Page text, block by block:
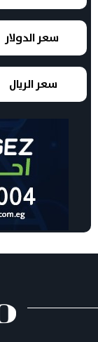
سعر الدولار
سعر الريال